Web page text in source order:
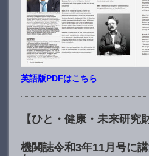
英語版PDFはこちら
【ひと・健康・未来研究
機関誌令和3年11月号に